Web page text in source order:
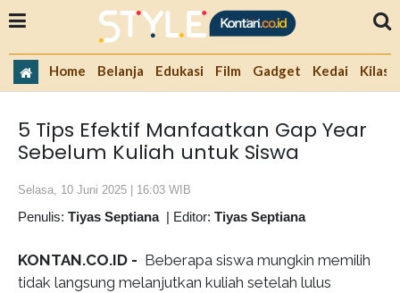
Home Belanja Edukasi Film Gadget Kedai Kilas
5 Tips Efektif Manfaatkan Gap Year
Sebelum Kuliah untuk Siswa
Selasa, 10 Juni 2025 | 16:03 WIB
Penulis: Tiyas Septiana| Editor: Tiyas Septiana
KONTAN.CO.ID - Beberapa siswa mungkin memilih
tidak langsung melanjutkan kuliah setelah lulus